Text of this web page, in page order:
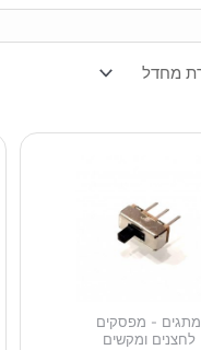
מתגים - מפסקים
לחצנים ומקשים